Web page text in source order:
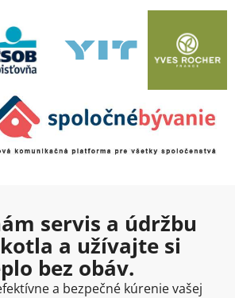
servis a údržbu
a užívajte si
bez obáv.
a bezpečné kúrenie vašej